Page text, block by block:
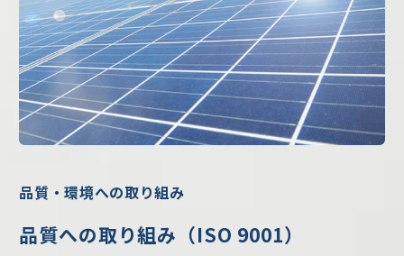
品質・環境への取り組み
品質への取り組み（ISO 9001）